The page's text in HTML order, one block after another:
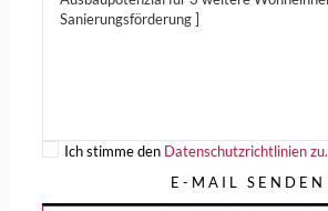
Ich stimme den Datenschutzrichtlinien zu.